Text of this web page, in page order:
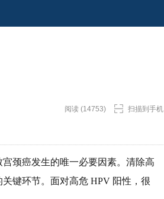
阅读 (14753) 扫描到手机
颈癌发生的唯一必要因素。清除高
键环节。面对高危 HPV 阳性，很